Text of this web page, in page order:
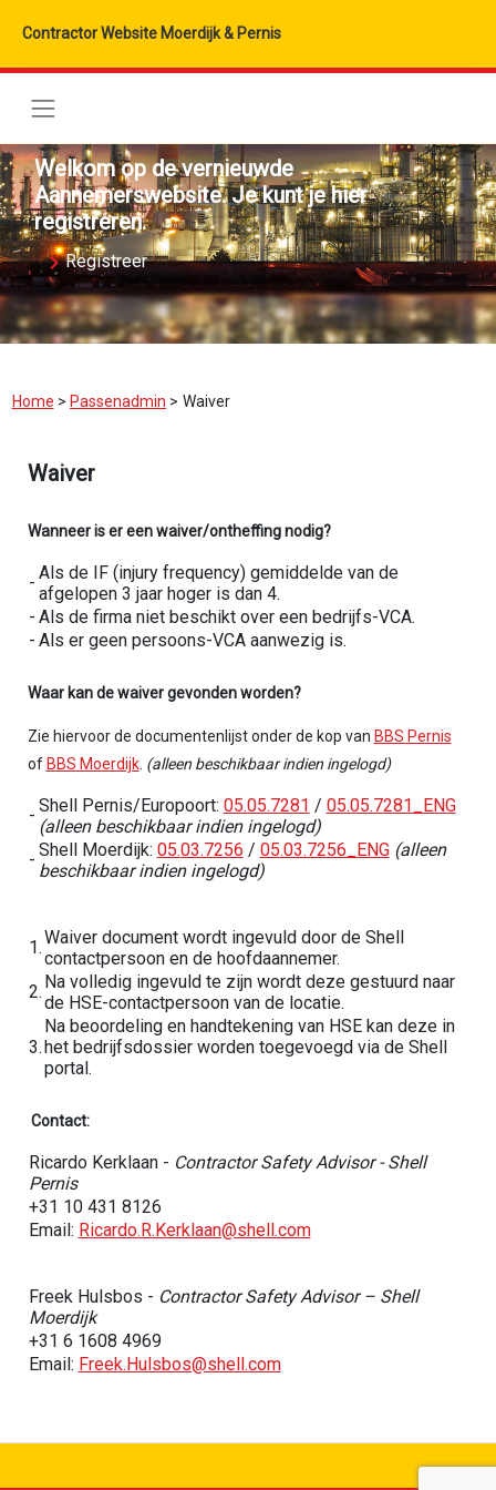
Contractor Website Moerdijk & Pernis
Welkom op de vernieuwde
Aannemerswebsite. Je kunt je hier
registreren.
Registreer
Home > Passenadmin > Waiver
Waiver
Wanneer is er een waiver/ontheffing nodig?
- Als de IF (injury frequency) gemiddelde van de
afgelopen 3 jaar hoger is dan 4.
- Als de firma niet beschikt over een bedrijfs-VCA.
- Als er geen persoons-VCA aanwezig is.
Waar kan de waiver gevonden worden?
Zie hiervoor de documentenlijst onder de kop van BBS Pernis
of BBS Moerdijk. (alleen beschikbaar indien ingelogd)
- Shell Pernis/Europoort: 05.05.7281 / 05.05.7281_ENG
(alleen beschikbaar indien ingelogd)
- Shell Moerdijk: 05.03.7256 / 05.03.7256_ENG (alleen
beschikbaar indien ingelogd)
1.Waiver document wordt ingevuld door de Shell
contactpersoon en de hoofdaannemer.
2. Na volledig ingevuld te zijn wordt deze gestuurd naar
de HSE-contactpersoon van de locatie.
3.
Na beoordeling en handtekening van HSE kan deze in
het bedrijfsdossier worden toegevoegd via de Shell
portal.
Contact:
Ricardo Kerklaan - Contractor Safety Advisor - Shell
Pernis
+31 10 431 8126
Email: Ricardo.R.Kerklaan@shell.com
Freek Hulsbos - Contractor Safety Advisor – Shell
Moerdijk
+31 6 1608 4969
Email: Freek.Hulsbos@shell.com